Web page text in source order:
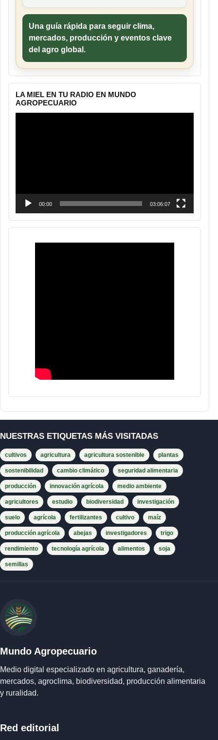
Una guía rápida para seguir clima,
mercados, producción y eventos clave
del agro global.
LA MIEL EN TU RADIO EN MUNDO
AGROPECUARIO
00:00 03:06:07
NUESTRAS ETIQUETAS MÁS VISITADAS
cultivos agricultura agricultura sostenible plantas
sostenibilidad cambio climático seguridad alimentaria
producción innovación agrícola medio ambiente
agricultores estudio biodiversidad investigación
suelo agrícola fertilizantes cultivo maíz
producción agrícola abejas investigadores trigo
rendimiento tecnología agrícola alimentos soja
semillas
Mundo Agropecuario
Medio digital especializado en agricultura, ganadería,
mercados, agroclima, biodiversidad, producción alimentaria
y ruralidad.
Red editorial